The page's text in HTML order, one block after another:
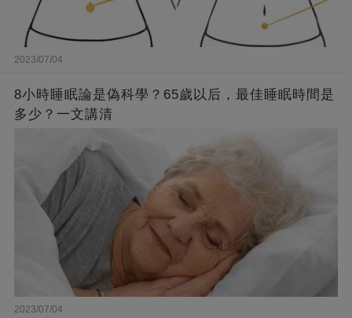
2023/07/04
8小時睡眠論是偽科學？65歲以后，最佳睡眠時間是
多少？一文講清
2023/07/04